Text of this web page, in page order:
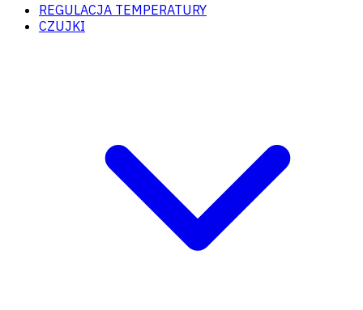
REGULACJA TEMPERATURY
CZUJKI